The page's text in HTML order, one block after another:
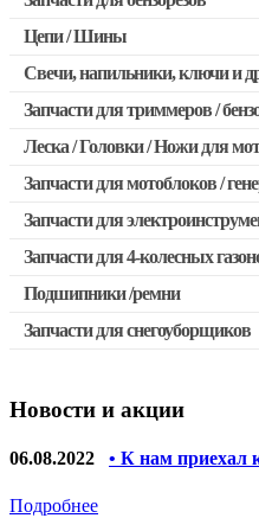
Запчасти для бензопил
Запчасти для Китайских
Запчасти для бензопил
Цепи / Шины
Свечи, напильники, ключи и
Запчасти для триммеров /
Запчасти для Китайских
Запчасти для мотокос
Леска / Головки / Ножи для
Запчасти для мотоблоков /
Запчасти для
Двигатели, редукторы
Выключатели,
Запчасти для
Якоря, статоры
Запчасти для
Запчасти для 4-колесных
Подшипники /ремни
Запчасти для снегоуборщиков
Новости и акции
06.08.2022 • К нам приехал
Подробнее